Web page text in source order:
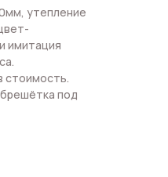
утепление
имитация
стоимость.
под